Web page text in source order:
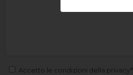
Accetto le condizioni della privacy*